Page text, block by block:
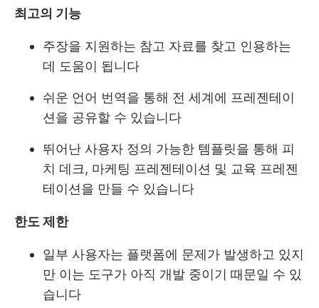
최고의 기능
주장을 지원하는 참고 자료를 찾고 인용하는
데 도움이 됩니다
쉬운 언어 번역을 통해 전 세계에 프레젠테이
션을 공유할 수 있습니다
뛰어난 사용자 정의 가능한 템플릿을 통해 피
치 데크, 마케팅 프레젠테이션 및 교육 프레젠
테이션을 만들 수 있습니다
한도 제한
일부 사용자는 플랫폼에 문제가 발생하고 있지
만 이는 도구가 아직 개발 중이기 때문일 수 있
습니다